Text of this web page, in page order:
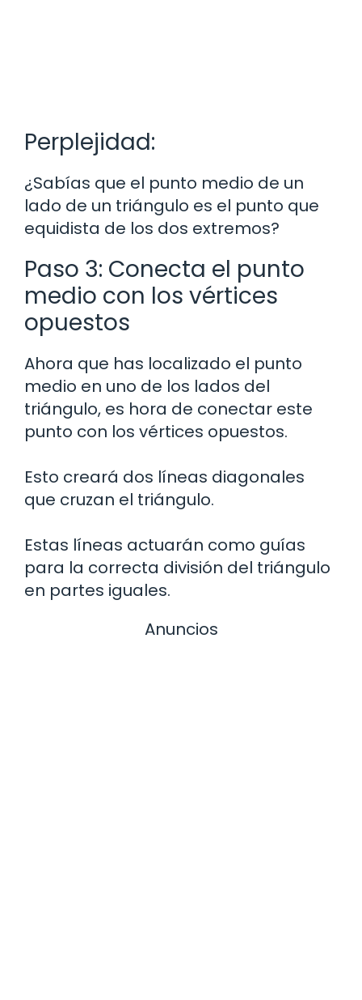
Perplejidad:
¿Sabías que el punto medio de un
lado de un triángulo es el punto que
equidista de los dos extremos?
Paso 3: Conecta el punto
medio con los vértices
opuestos
Ahora que has localizado el punto
medio en uno de los lados del
triángulo, es hora de conectar este
punto con los vértices opuestos.
Esto creará dos líneas diagonales
que cruzan el triángulo.
Estas líneas actuarán como guías
para la correcta división del triángulo
en partes iguales.
Anuncios